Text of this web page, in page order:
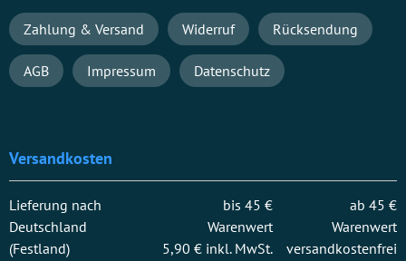
Navigation
überspringen
Zahlung & Versand Widerruf Rücksendung
AGB Impressum Datenschutz
Versandkosten
Lieferung nach
Deutschland
(Festland)
bis 45 €
Warenwert
5,90 € inkl. MwSt.
ab 45 €
Warenwert
versandkostenfrei